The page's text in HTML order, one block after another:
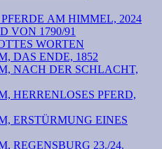
AM HIMMEL, 2024
VON 1790/91
WORTEN
DAS ENDE, 1852
NACH DER SCHLACHT,
HERRENLOSES PFERD,
ERSTÜRMUNG EINES
REGENSBURG 23./24.